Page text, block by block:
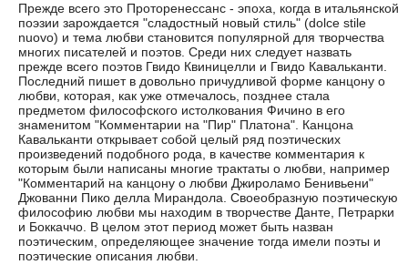
Прежде всего это Проторенессанс - эпоха, когда в итальянской
поэзии зарождается "сладостный новый стиль" (dolce stile
nuovo) и тема любви становится популярной для творчества
многих писателей и поэтов. Среди них следует назвать
прежде всего поэтов Гвидо Квиницелли и Гвидо Кавальканти.
Последний пишет в довольно причудливой форме канцону о
любви, которая, как уже отмечалось, позднее стала
предметом философского истолкования Фичино в его
знаменитом "Комментарии на "Пир" Платона". Канцона
Кавальканти открывает собой целый ряд поэтических
произведений подобного рода, в качестве комментария к
которым были написаны многие трактаты о любви, например
"Комментарий на канцону о любви Джироламо Бенивьени"
Джованни Пико делла Мирандола. Своеобразную поэтическую
философию любви мы находим в творчестве Данте, Петрарки
и Боккаччо. В целом этот период может быть назван
поэтическим, определяющее значение тогда имели поэты и
поэтические описания любви.